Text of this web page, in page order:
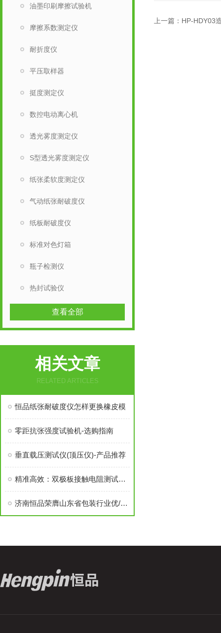
上一篇： HP-HDY03
油墨印刷摩擦试验机
摩擦系数测定仪
耐折度仪
平压取样器
挺度测定仪
数控电动离心机
透光雾度测定仪
S型透光雾度测定仪
纸张柔软度测定仪
气动纸张耐破度仪
纸板耐破度仪
标准对色灯箱
瓶子检测仪
热封试验仪
查看全部
相关文章
RELATED ARTICLES
恒品纸张耐破度仪怎样更换橡皮模
零距抗张强度试验机-选购指南
垂直载压测试仪(顶压仪)-产品推荐
精准高效：双极板接触电阻测试仪GB/T20042.6-2011
济南恒品荣膺山东省包装行业优/秀成长性企业称号